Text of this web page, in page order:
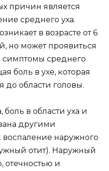
причин является
среднего уха.
в возрасте от 6
но может проявиться
симптомы среднего
боль в ухе, которая
до области головы.
в области уха и
другими
наружного
отит). Наружный
отечностью и